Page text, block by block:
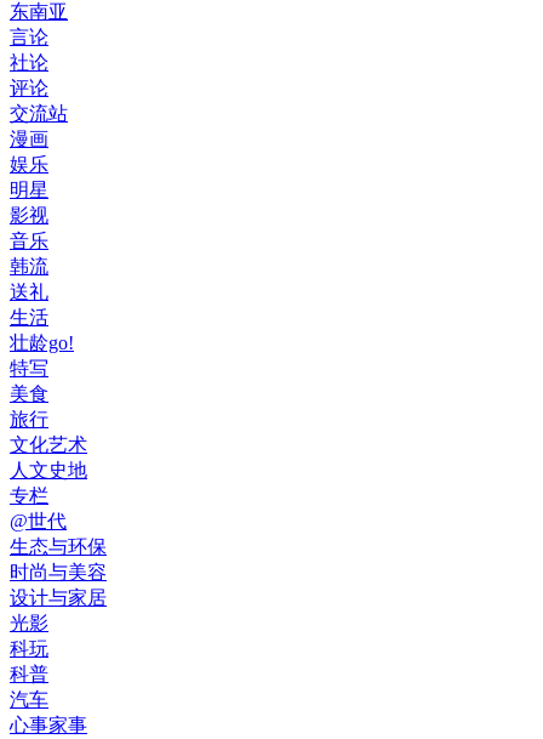
东南亚
言论
社论
评论
交流站
漫画
娱乐
明星
影视
音乐
韩流
送礼
生活
壮龄go!
特写
美食
旅行
文化艺术
人文史地
专栏
@世代
生态与环保
时尚与美容
设计与家居
光影
科玩
科普
汽车
心事家事